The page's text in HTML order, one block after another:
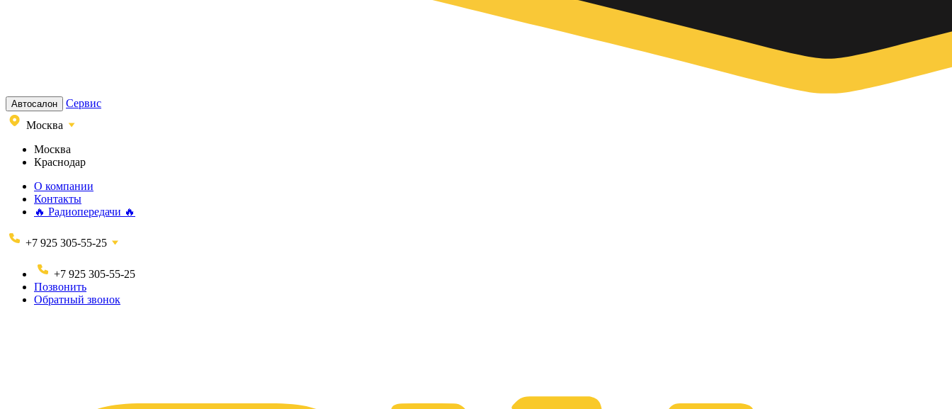
Автосалон
Сервис
Москва
Москва
Краснодар
О компании
Контакты
🔥 Радиопередачи 🔥
+7 925 305-55-25
+7 925 305-55-25
Позвонить
Обратный звонок